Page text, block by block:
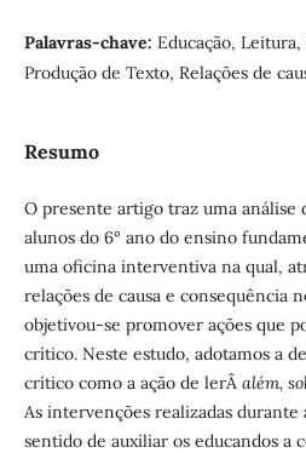
Palavras-chave: Educação,
Produção de Texto, Relações de
Resumo
O presente artigo traz uma análise
alunos do 6° ano do ensino
uma oficina interventiva na qual,
relações de causa e consequência
objetivou-se promover ações que
crítico. Neste estudo, adotamos a
crítico como a ação de lerÂ além,
As intervenções realizadas
sentido de auxiliar os educandos a